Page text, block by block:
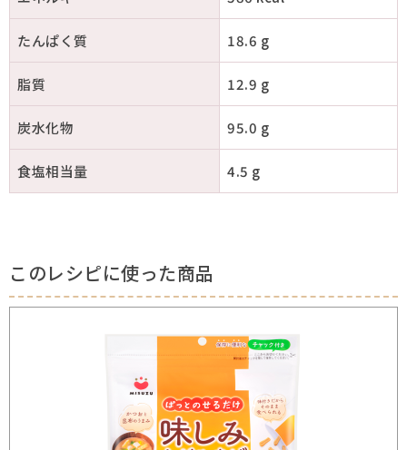
たんぱく質 18.6 g
脂質 12.9 g
炭水化物 95.0 g
食塩相当量 4.5 g
このレシピに使った商品